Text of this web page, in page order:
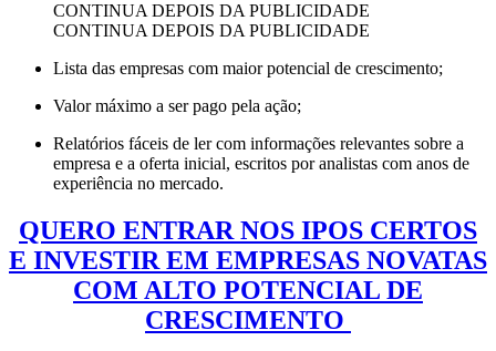
CONTINUA DEPOIS DA PUBLICIDADE
CONTINUA DEPOIS DA PUBLICIDADE
Lista das empresas com maior potencial de crescimento;
Valor máximo a ser pago pela ação;
Relatórios fáceis de ler com informações relevantes sobre a
empresa e a oferta inicial, escritos por analistas com anos de
experiência no mercado.
QUERO ENTRAR NOS IPOS CERTOS
E INVESTIR EM EMPRESAS NOVATAS
COM ALTO POTENCIAL DE
CRESCIMENTO